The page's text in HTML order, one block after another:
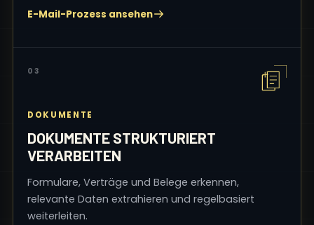
E-Mail-Prozess ansehen
03
DOKUMENTE
DOKUMENTE STRUKTURIERT
VERARBEITEN
Formulare, Verträge und Belege erkennen,
relevante Daten extrahieren und regelbasiert
weiterleiten.